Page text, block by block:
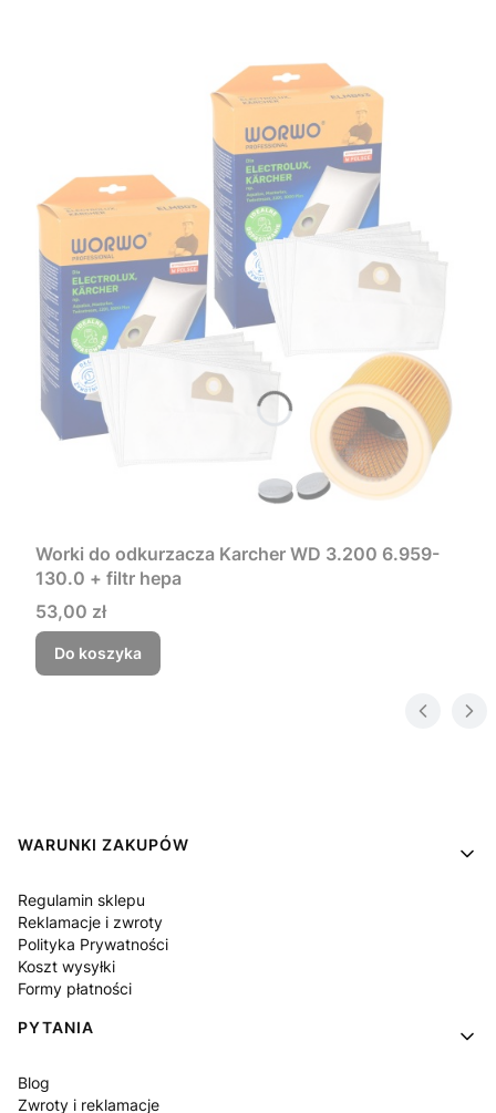
Worki do odkurzacza Karcher WD 3.200 6.959-
130.0 + filtr hepa
Cena
53,00 zł
Do koszyka
Linki w stopce
WARUNKI ZAKUPÓW
Regulamin sklepu
Reklamacje i zwroty
Polityka Prywatności
Koszt wysyłki
Formy płatności
PYTANIA
Blog
Zwroty i reklamacje